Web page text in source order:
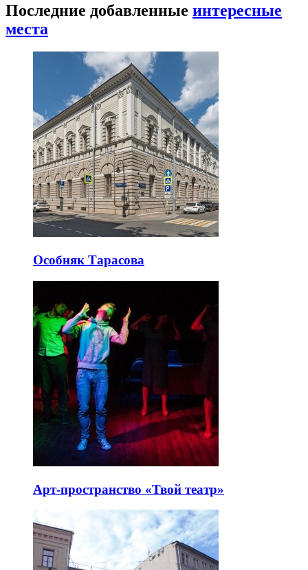
Последние добавленные интересные
места
Особняк Тарасова
Арт-пространство «Твой театр»